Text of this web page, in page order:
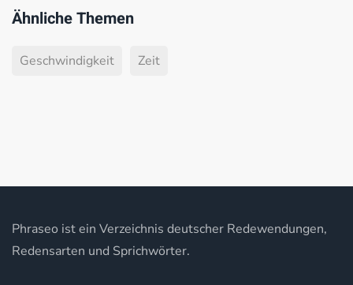
Ähnliche Themen
Geschwindigkeit Zeit
Phraseo ist ein Verzeichnis deutscher Redewendungen,
Redensarten und Sprichwörter.